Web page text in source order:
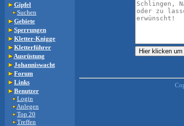
Gipfel
Suchen
Gebiete
Sperrungen
Kletter-Knigge
Kletterführer
Ausrüstung
Johanniswacht
Forum
Links
Benutzer
Login
Anlegen
Top 20
Treffen